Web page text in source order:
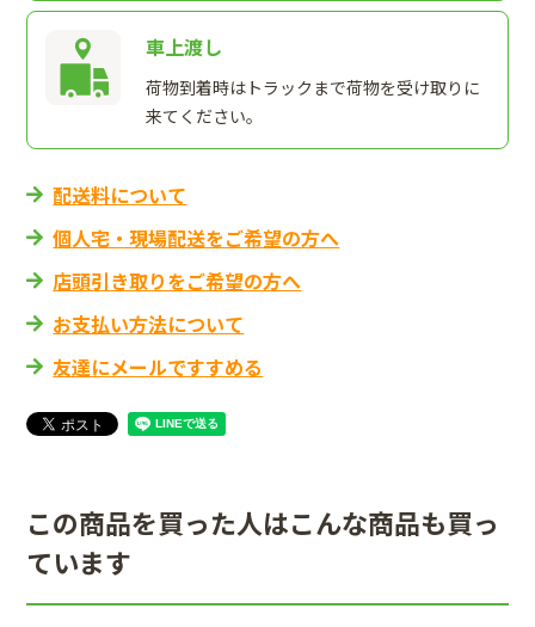
車上渡し
荷物到着時はトラックまで荷物を受け取りに
来てください。
配送料について
個人宅・現場配送をご希望の方へ
店頭引き取りをご希望の方へ
お支払い方法について
友達にメールですすめる
この商品を買った人はこんな商品も買っ
ています